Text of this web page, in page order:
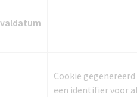
Cookie
een identifier voor